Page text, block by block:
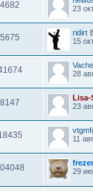
4682
23
5675
ridirt
15
28
8147
23
11
29